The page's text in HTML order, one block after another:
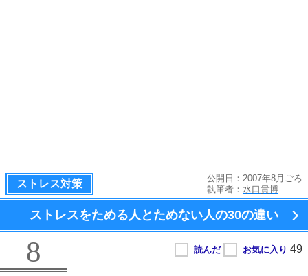
ストレス対策
公開日：2007年8月ごろ
執筆者： 水口貴博
ストレスをためる人とためない人の30の違い
8